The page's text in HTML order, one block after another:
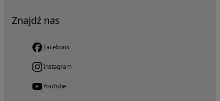
Znajdź nas
Facebook
Instagram
YouTube